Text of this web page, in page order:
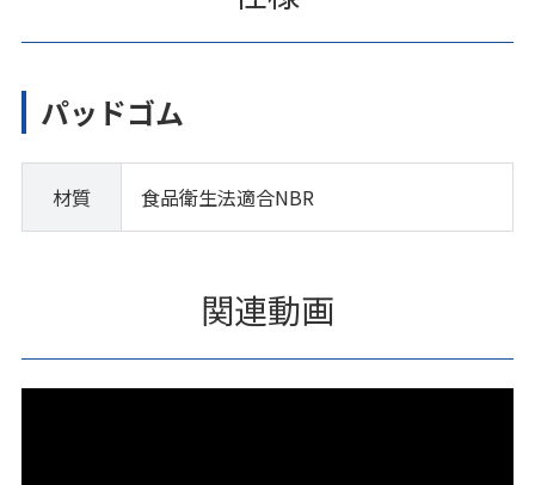
パッドゴム
材質 食品衛生法適合NBR
関連動画